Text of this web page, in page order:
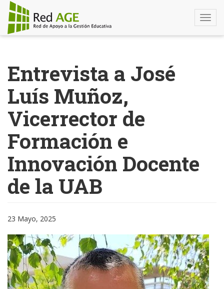
contenido
principal
Entrevista a José
Luís Muñoz,
Vicerrector de
Formación e
Innovación Docente
de la UAB
23 Mayo, 2025